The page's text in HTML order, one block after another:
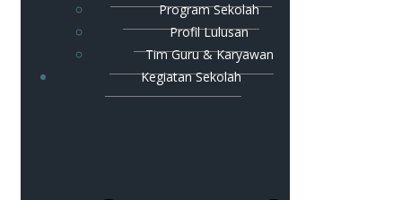
Program Sekolah
Profil Lulusan
Tim Guru & Karyawan
Kegiatan Sekolah